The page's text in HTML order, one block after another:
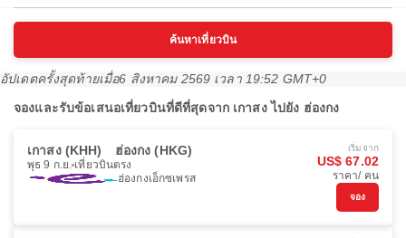
ค้นหาเที่ยวบิน
อัปเดตครั้งสุดท้ายเมื่อ6 สิงหาคม 2569 เวลา 19:52 GMT+0
จองและรับข้อเสนอเที่ยวบินที่ดีที่สุดจาก เกาสง ไปยัง ฮ่องกง
เกาสง (KHH) ฮ่องกง (HKG)
พุธ 9 ก.ย. เที่ยวบินตรง
ฮ่องกงเอ็กซเพรส
เริ่มจาก
US$ 67.02
ราคา/ คน
จอง